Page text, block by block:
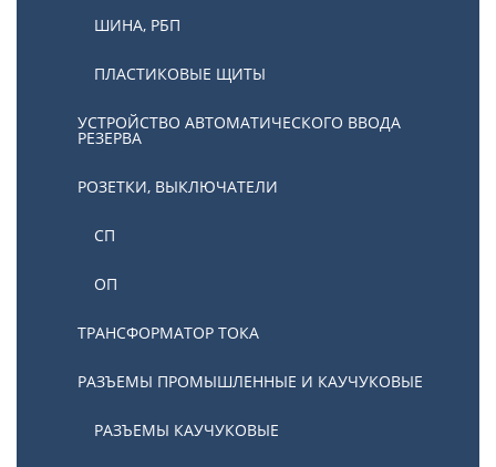
ШИНА, РБП
ПЛАСТИКОВЫЕ ЩИТЫ
УСТРОЙСТВО АВТОМАТИЧЕСКОГО ВВОДА
РЕЗЕРВА
РОЗЕТКИ, ВЫКЛЮЧАТЕЛИ
СП
ОП
ТРАНСФОРМАТОР ТОКА
РАЗЪЕМЫ ПРОМЫШЛЕННЫЕ И КАУЧУКОВЫЕ
РАЗЪЕМЫ КАУЧУКОВЫЕ